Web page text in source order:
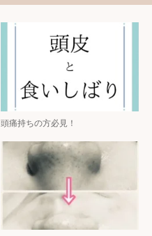
頭痛持ちの方必見！